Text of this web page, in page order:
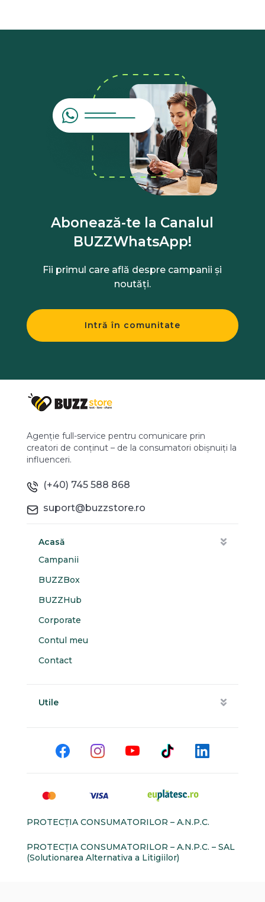
Abonează-te la Canalul
BUZZWhatsApp!
Fii primul care află despre campanii și
noutăți.
Intră în comunitate
Agenție full-service pentru comunicare prin
creatori de conținut – de la consumatori obișnuiți la
influenceri.
(+40) 745 588 868
suport@buzzstore.ro
Acasă
Campanii
BUZZBox
BUZZHub
Corporate
Contul meu
Contact
Utile
PROTECŢIA CONSUMATORILOR – A.N.P.C.
PROTECŢIA CONSUMATORILOR – A.N.P.C. – SAL
(Solutionarea Alternativa a Litigiilor)